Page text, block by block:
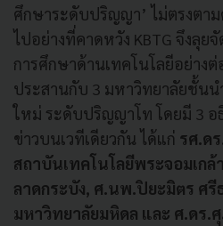
ศึกษาระดับปริญญา’ ไม่ตรงตาม
ไปอย่างที่คาดหวัง KBTG จึงลุย
การศึกษาด้านเทคโนโลยีอย่างต่
ประสานกับ 3 มหาวิทยาลัยชั้นน
ใหม่ ระดับปริญญาโท โดยมี 3 อ
ข่าวบนเวทีเดียวกัน ได้แก่ รศ.ด
สถาบันเทคโนโลยีพระจอมเก
ลาดกระบัง, ศ.นพ.ปิยะมิตร ศรี
มหาวิทยาลัยมหิดล และ ศ.ดร.